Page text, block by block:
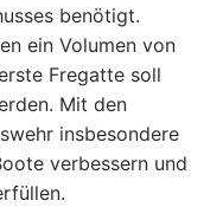
benötigt.
ein Volumen von
Fregatte soll
Mit den
insbesondere
verbessern und